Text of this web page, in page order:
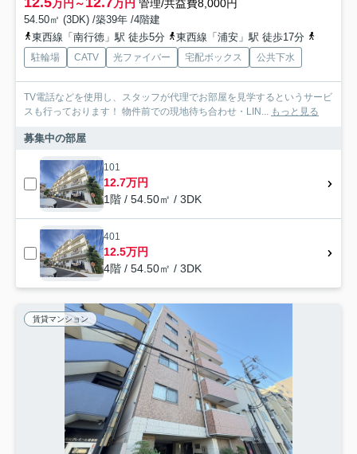
万円～ 万円 管理/共益費8,000円
54.50㎡ (3DK) /築39年 /4階建
東西線「南行徳」駅 徒歩5分
東西線「浦安」駅 徒歩17分
駐輪場 CATV 光ファイバー 宅配ボックス 公共下水
TV電話などを使用し、スタッフが代理でお部屋を見学するというサービ
スも行っております！ 物件前での現地待ち合わせ・LIN... もっと見る
募集中の部屋
101
12.7万円
1階 / 54.50㎡ / 3DK
401
12.5万円
4階 / 54.50㎡ / 3DK
賃貸マンション